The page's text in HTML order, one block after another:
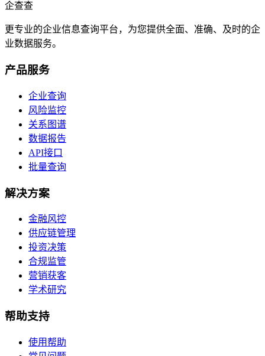
企查查
更专业的企业信息查询平台，为您提供全面、准确、及时的企
业数据服务。
产品服务
企业查询
风险监控
关系图谱
数据报告
API接口
批量查询
解决方案
金融风控
供应链管理
投资决策
合规监管
营销获客
学术研究
帮助支持
使用帮助